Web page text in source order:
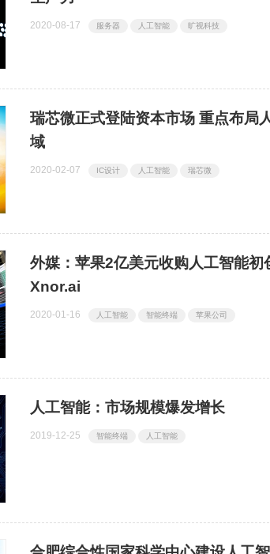
2020-08-17 服务器 人工智能 旷视科技
瑞芯微正式登陆资本市场 重点布局
域
2020-02-07 IC设计 人工智能 瑞芯微
外媒：苹果2亿美元收购人工智能初
Xnor.ai
2020-01-16 人工智能 智能终端 苹果公司
人工智能：市场规模爆发增长
2019-12-25 智能终端 人工智能